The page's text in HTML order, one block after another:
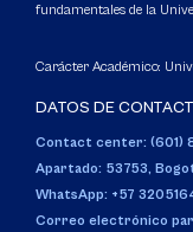
fundamentales de la
Carácter Académico:
DATOS DE
Contact center: (601)
Apartado: 53753,
WhatsApp: +57
Correo electrónico